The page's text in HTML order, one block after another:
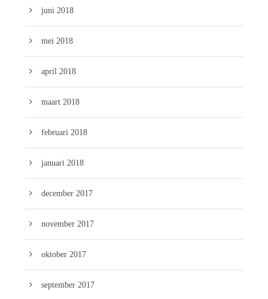
juni 2018
mei 2018
april 2018
maart 2018
februari 2018
januari 2018
december 2017
november 2017
oktober 2017
september 2017